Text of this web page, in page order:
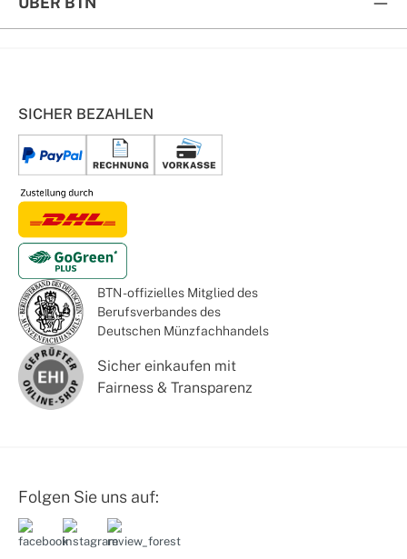
SICHER BEZAHLEN
BTN - offizielles Mitglied des
Berufsverbandes des
Deutschen Münzfachhandels
Sicher einkaufen mit
Fairness & Transparenz
Folgen Sie uns auf: